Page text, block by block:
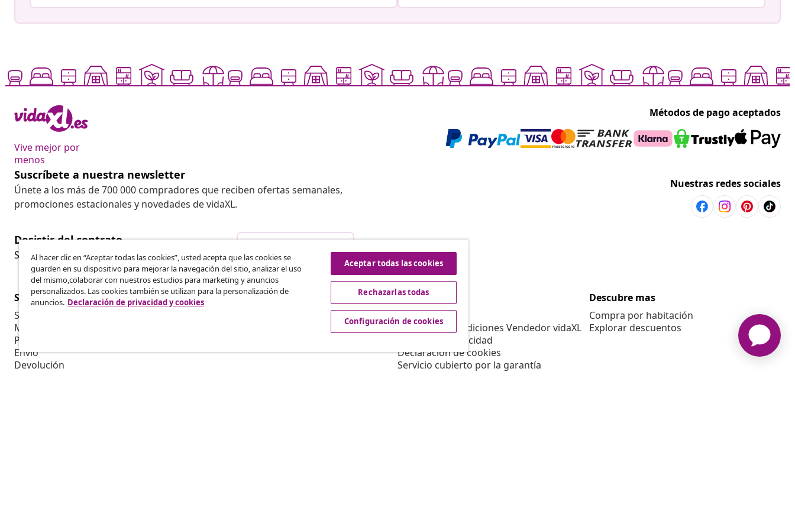
Vive mejor por
menos
Métodos de pago aceptados
Suscríbete a nuestra newsletter
Únete a los más de 700 000 compradores que reciben ofertas semanales,
promociones estacionales y novedades de vidaXL.
Nuestras redes sociales
Desistir del contrato
Solicita la cancelación de tu pedido.
Servicio al Cliente
Seguimiento del pedido
Mi cuenta
Pago
Envío
Devolución
Empresas
vidaXL
Sobre vidaXL
Términos y Condiciones Vendedor vidaXL
Política de privacidad
Declaración de cookies
Servicio cubierto por la garantía
Descubre mas
Compra por habitación
Explorar descuentos
Al hacer clic en “Aceptar todas las cookies”, usted acepta que las cookies se
guarden en su dispositivo para mejorar la navegación del sitio, analizar el uso
del mismo,colaborar con nuestros estudios para marketing y anuncios
personalizados. Las cookies también se utilizan para la personalización de
anuncios. Declaración de privacidad y cookies
Aceptar todas las cookies
Rechazarlas todas
Configuración de cookies